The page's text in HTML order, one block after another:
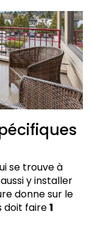
se trouve à
y installer
donne sur le
doit faire1